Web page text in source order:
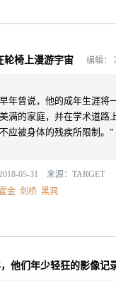
轮椅上漫游宇宙 编辑：
年曾说，他的成年生涯将
满的家庭，并在学术道路
应被身体的残疾所限制。”
05-31 来源： TARGET
金 剑桥 黑洞
他们年少轻狂的影像记